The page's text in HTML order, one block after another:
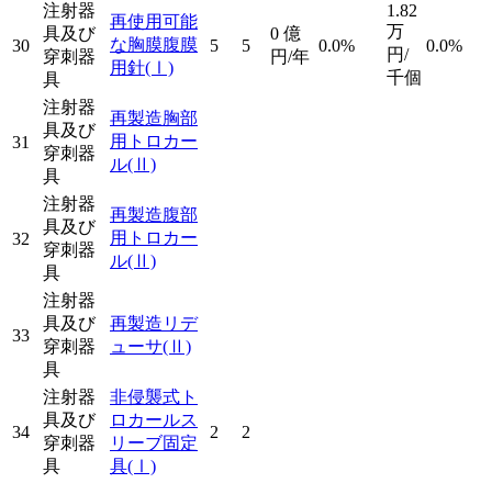
30
注射器
具及び
穿刺器
具
再使用可能
な胸膜腹膜
用針(Ⅰ)
5 5
0 億
円/年
0.0%
1.82
万
円/
千個
0.0%
31
注射器
具及び
穿刺器
具
再製造胸部
用トロカー
ル(Ⅱ)
32
注射器
具及び
穿刺器
具
再製造腹部
用トロカー
ル(Ⅱ)
33
注射器
具及び
穿刺器
具
再製造リデ
ューサ(Ⅱ)
34
注射器
具及び
穿刺器
具
非侵襲式ト
ロカールス
リーブ固定
具(Ⅰ)
2 2